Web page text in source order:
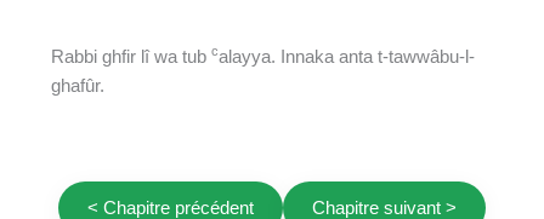
Rabbi ghfir lî wa tub calayya. Innaka anta t-tawwâbu-l-
ghafûr.
< Chapitre précédent Chapitre suivant >